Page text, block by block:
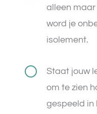
alleen maar
word je
isolement.
[
Staat jouw
om te zien
gespeeld in